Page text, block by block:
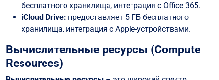
бесплатного хранилища, интеграция с Office 365.
iCloud Drive: предоставляет 5 ГБ бесплатного
хранилища, интеграция с Apple-устройствами.
Вычислительные ресурсы (Compute
Resources)